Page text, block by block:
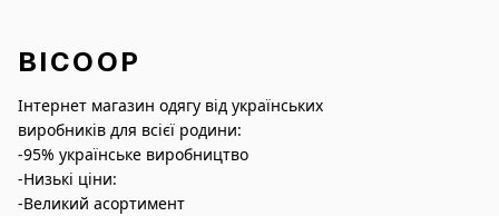
BICOOP
Інтернет магазин одягу від українських
виробників для всієї родини:
-95% українське виробництво
-Низькі ціни:
-Великий асортимент